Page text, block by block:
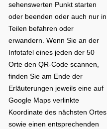
sehenswerten Punkt starten
oder beenden oder auch nur in
Teilen befahren oder
erwandern. Wenn Sie an der
Infotafel eines jeden der 50
Orte den QR-Code scannen,
finden Sie am Ende der
Erläuterungen jeweils eine auf
Google Maps verlinkte
Koordinate des nächsten Ortes
sowie einen entsprechenden